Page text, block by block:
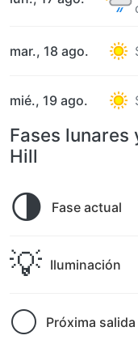
mar., 18 ago.
mié., 19 ago.
Fases lunares
Hill
🌗 Fase actual
💡 Iluminación
🌕 Próxima